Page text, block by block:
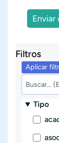
Enviar
Filtros
Tipo